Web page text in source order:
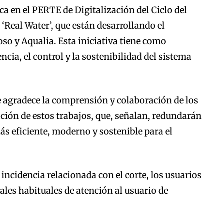
en el PERTE de Digitalización del Ciclo del
Water’, que están desarrollando el
y Aqualia. Esta iniciativa tiene como
el control y la sostenibilidad del sistema
la comprensión y colaboración de los
de estos trabajos, que, señalan, redundarán
eficiente, moderno y sostenible para el
relacionada con el corte, los usuarios
habituales de atención al usuario de